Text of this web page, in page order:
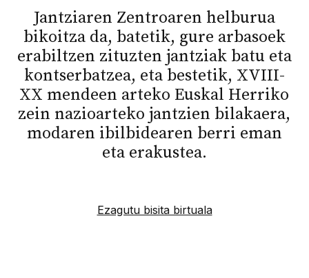
Jantziaren Zentroaren helburua
bikoitza da, batetik, gure arbasoek
erabiltzen zituzten jantziak batu eta
kontserbatzea, eta bestetik, XVIII-
XX mendeen arteko Euskal Herriko
zein nazioarteko jantzien bilakaera,
modaren ibilbidearen berri eman
eta erakustea.
Ezagutu bisita birtuala